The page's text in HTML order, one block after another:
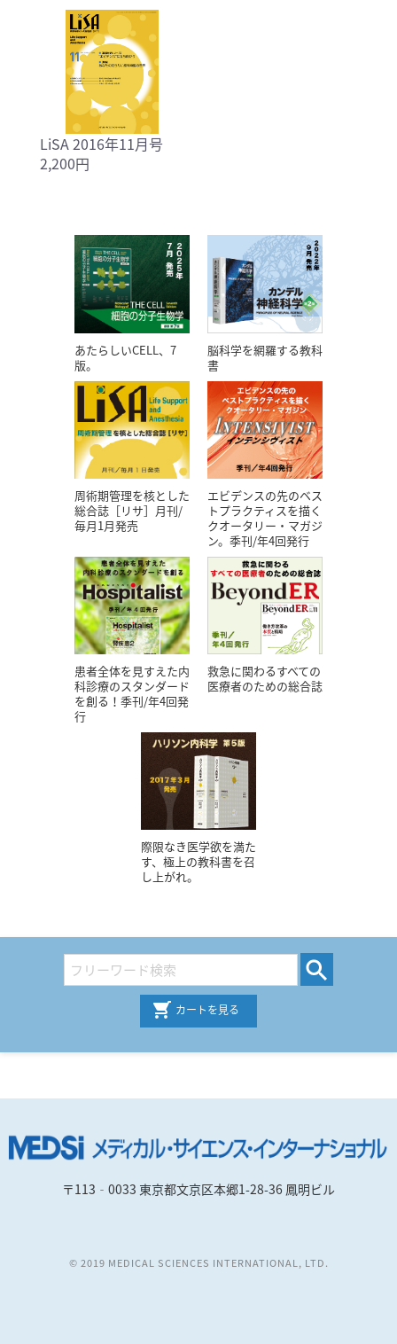
LiSA 2016年11月号
2,200円
あたらしいCELL、7
版。
脳科学を網羅する教科
書
周術期管理を核とした
総合誌［リサ］月刊/
毎月1月発売
エビデンスの先のベス
トプラクティスを描く
クオータリー・マガジ
ン。季刊/年4回発行
患者全体を見すえた内
科診療のスタンダード
を創る！季刊/年4回発
行
救急に関わるすべての
医療者のための総合誌
際限なき医学欲を満た
す、極上の教科書を召
し上がれ。
カートを見る
〒113‐0033 東京都文京区本郷1-28-36 鳳明ビル
© 2019 MEDICAL SCIENCES INTERNATIONAL, LTD.